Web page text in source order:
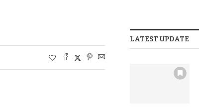
LATEST UPDATE